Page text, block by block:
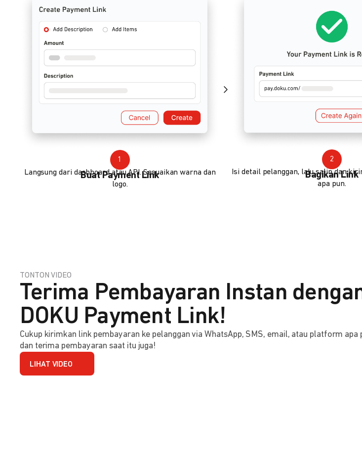
1
Buat Payment Link
Langsung dari dashboard atau API. Sesuaikan warna dan
logo.
2
Bagikan Link
Isi detail pelanggan, lalu salin dan
apa pun.
TONTON VIDEO
Terima Pembayaran Instan
DOKU Payment Link!
Cukup kirimkan link pembayaran ke pelanggan via WhatsApp, SMS, email, atau platform apa
dan terima pembayaran saat itu juga!
LIHAT VIDEO